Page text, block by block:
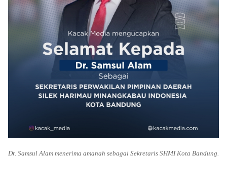
Dr. Samsul Alam menerima amanah sebagai Sekretaris SHMI Kota Bandung.